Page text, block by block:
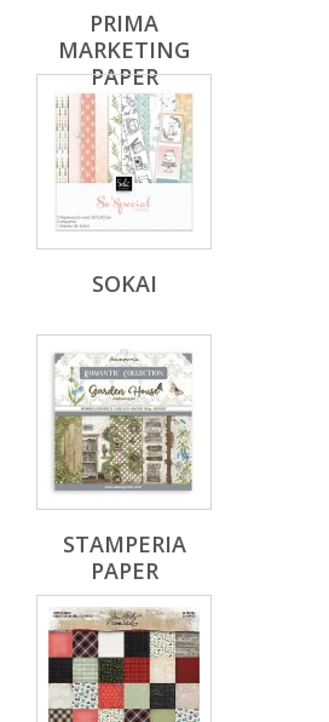
PRIMA
MARKETING
PAPER
SOKAI
STAMPERIA
PAPER